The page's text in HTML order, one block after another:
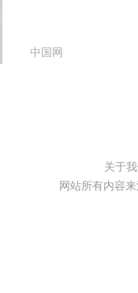
中国网
关于
网站所有内容